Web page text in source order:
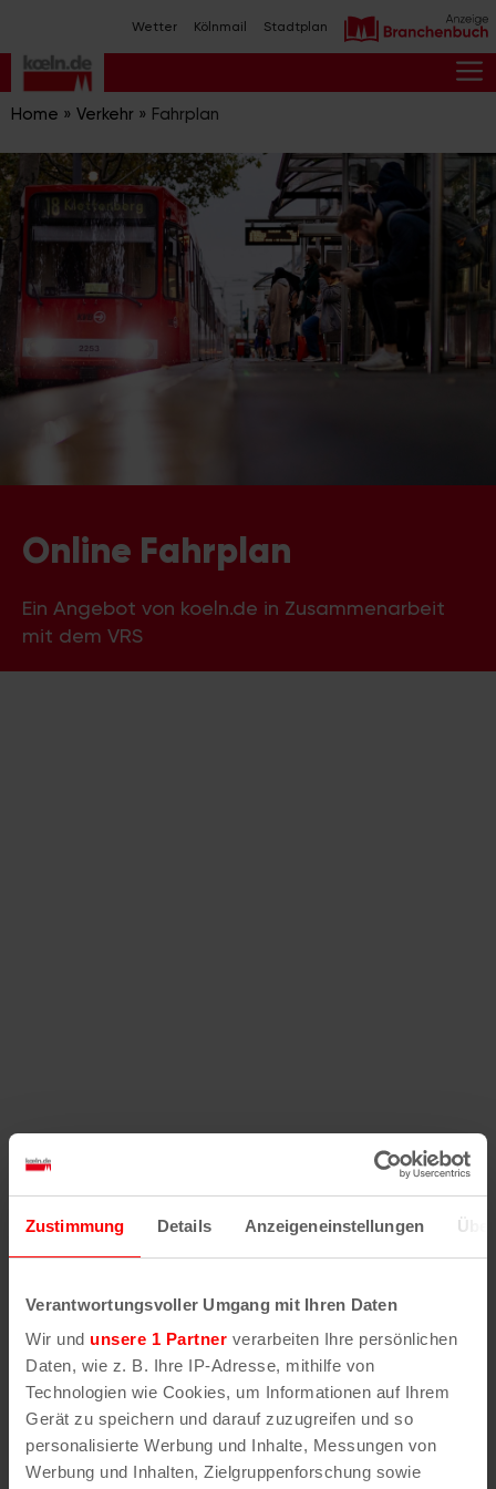
Zustimmung Details Anzeigeneinstellungen
Verantwortungsvoller Umgang mit Ihren Daten
Wir und unsere 1 Partner verarbeiten Ihre persönlichen
Daten, wie z. B. Ihre IP-Adresse, mithilfe von
Technologien wie Cookies, um Informationen auf Ihrem
Gerät zu speichern und darauf zuzugreifen und so
personalisierte Werbung und Inhalte, Messungen von
Werbung und Inhalten, Zielgruppenforschung sowie
Inhalt
springen
Wetter Kölnmail Stadtplan
Home » Verkehr » Fahrplan
Online Fahrplan
Ein Angebot von koeln.de in Zusammenarbeit
mit dem VRS